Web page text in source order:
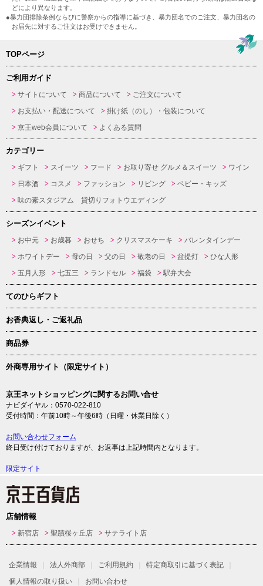
どにより異なります。
●暴力団排除条例ならびに警察からの指導に基づき、暴力団名でのご注文、暴力団名の
お届先に対するご注文はお受けできません。
TOPページ
ご利用ガイド
サイトについて 商品について
ご注文について
お支払い・配送について
掛け紙（のし）・包装について
京王web会員について
よくある質問
カテゴリー
ギフト スイーツ フード お取り寄せ グルメ＆スイーツ
ワイン
日本酒
コスメ ファッション リビング
ベビー・キッズ
味の素スタジアム 貸切りフォトウエディング
シーズンイベント
お中元 お歳暮 おせち クリスマスケーキ
バレンタインデー
ホワイトデー
母の日 父の日 敬老の日 盆提灯
ひな人形
五月人形
七五三 ランドセル 福袋 駅弁大会
てのひらギフト
お香典返し・ご返礼品
商品券
外商専用サイト（限定サイト）
京王ネットショッピングに関するお問い合せ
ナビダイヤル：0570-022-810
受付時間：午前10時～午後6時（日曜・休業日除く）
お問い合わせフォーム
終日受け付けておりますが、お返事は上記時間内となります。
限定サイト
店舗情報
新宿店 聖蹟桜ヶ丘店 サテライト店
企業情報 法人外商部 ご利用規約
特定商取引に基づく表記
個人情報の取り扱い
お問い合わせ